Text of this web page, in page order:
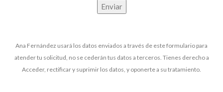
Ana Fernández usará los datos enviados a través de este formulario para
atender tu solicitud, no se cederán tus datos a terceros. Tienes derecho a
Acceder, rectificar y suprimir los datos, y oponerte a su tratamiento.